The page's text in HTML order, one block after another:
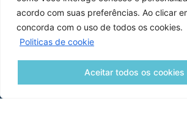
acordo com suas preferências. Ao clicar
concorda com o uso de todos os cookies.
Politicas de cookie
Aceitar todos os cookies
Documentos Necessários
Copyright © 2026 – Catedral Viagens. Todos os